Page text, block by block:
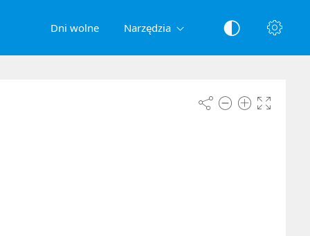
Dni wolne Narzędzia